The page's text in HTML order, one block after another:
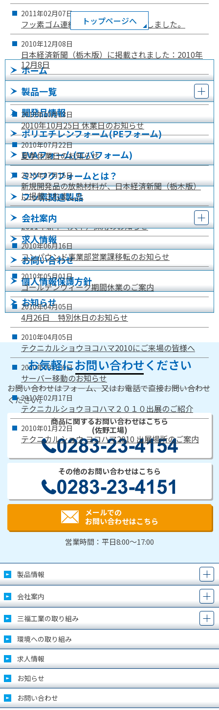
2011年02月07日
フッ素ゴム連続気泡発泡体を上市致しました。
2010年12月08日
日本経済新聞（栃木版）に掲載されました：2010年
12月8日
2010年10月18日
産業交流展2010 出展のお知らせ
2010年10月13日
2010年10月25日 休業日のお知らせ
2010年07月22日
夏季休業日のお知らせ
2010年07月15日
新規開発品の放熱材料が、日本経済新聞（栃木版）
に掲載されました
2010年07月
2011年新卒（大卒）採用のお知らせ
2010年06月16日
コンパウンド事業部営業課移転のお知らせ
2010年05月01日
ゴールデンウィーク期間休業のご案内
2010年04月05日
4月26日 特別休日のお知らせ
2010年04月05日
テクニカルショウヨコハマ2010にご来場の皆様へ
2010年03月06日
サーバー移動のお知らせ
2010年02月17日
テクニカルショウヨコハマ２０１０出展のご紹介
2010年01月22日
テクニカルショウ ヨコハマ2010 出展場所のご案内
トップページへ
ホーム
製品一覧
開発品情報
ポリエチレンフォーム(PEフォーム)
EVAフォーム(エバフォーム)
ミツフクフォームとは？
フッ素関連製品
会社案内
求人情報
お問い合わせ
個人情報保護方針
お知らせ
お気軽にお問い合わせください
お問い合わせはフォーム、又はお電話で直接お問い合わせ
ください。
商品に関するお問い合わせはこちら
(佐野工場)
その他のお問い合わせはこちら
メールでの
お問い合わせはこちら
営業時間：平日8:00～17:00
製品情報
会社案内
三福工業の取り組み
環境への取り組み
求人情報
お知らせ
お問い合わせ